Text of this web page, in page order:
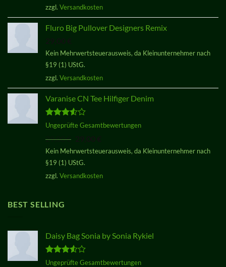
zzgl. Versandkosten
Fluro Big Pullover Designers Remix
Kein Mehrwertsteuerausweis, da Kleinunternehmer nach
§19 (1) UStG.
zzgl. Versandkosten
Varanise CN Tee Hilfiger Denim
Bewertet
von 5
Ungeprüfte Gesamtbewertungen
29,00€
Preis
war:
Preis
Kein Mehrwertsteuerausweis, da Kleinunternehmer nach
§19 (1) UStG.
zzgl. Versandkosten
BEST SELLING
Daisy Bag Sonia by Sonia Rykiel
Bewertet
Ungeprüfte Gesamtbewertungen